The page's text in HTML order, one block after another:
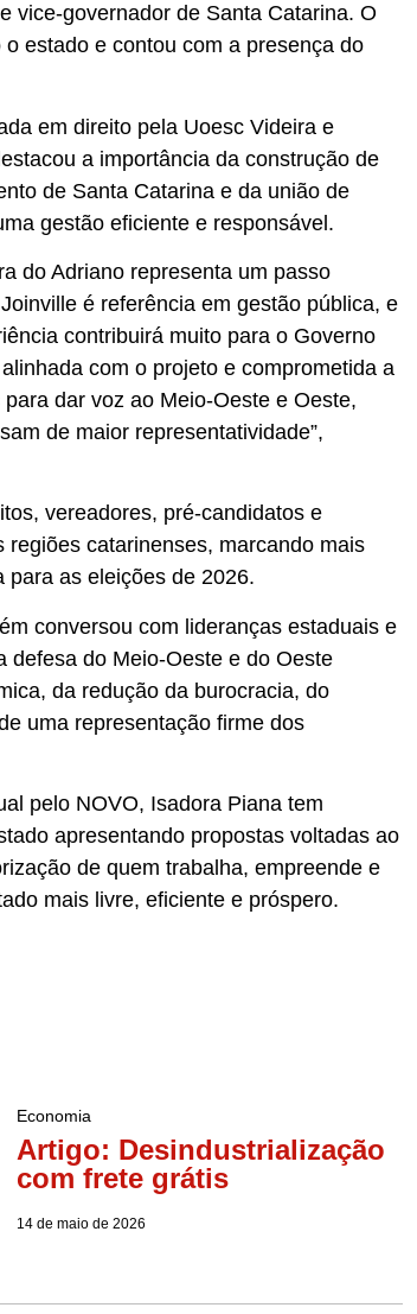
vice-governador de Santa Catarina. O
estado e contou com a presença do
em direito pela Uoesc Videira e
a importância da construção de
de Santa Catarina e da união de
gestão eficiente e responsável.
do Adriano representa um passo
é referência em gestão pública, e
contribuirá muito para o Governo
com o projeto e comprometida a
dar voz ao Meio-Oeste e Oeste,
de maior representatividade”,
vereadores, pré-candidatos e
catarinenses, marcando mais
para as eleições de 2026.
conversou com lideranças estaduais e
defesa do Meio-Oeste e do Oeste
da redução da burocracia, do
uma representação firme dos
pelo NOVO, Isadora Piana tem
apresentando propostas voltadas ao
de quem trabalha, empreende e
mais livre, eficiente e próspero.
Economia
Artigo: Desindustrialização
com frete grátis
14 de maio de 2026